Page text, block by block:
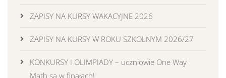
ZAPISY NA KURSY WAKACYJNE 2026
ZAPISY NA KURSY W ROKU SZKOLNYM 2026/27
KONKURSY I OLIMPIADY – uczniowie One Way
Math są w finałach!